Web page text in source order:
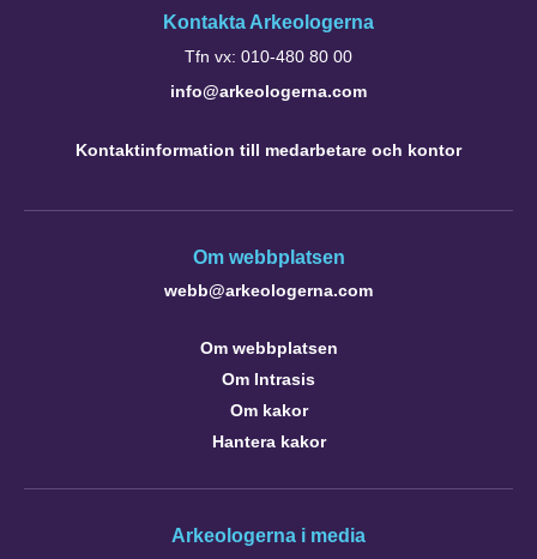
Kontakta Arkeologerna
Tfn vx: 010-480 80 00
info@arkeologerna.com
Kontaktinformation till medarbetare och kontor
Om webbplatsen
webb@arkeologerna.com
Om webbplatsen
Om Intrasis
Om kakor
Hantera kakor
Arkeologerna i media